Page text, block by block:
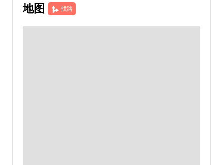
地图 找路